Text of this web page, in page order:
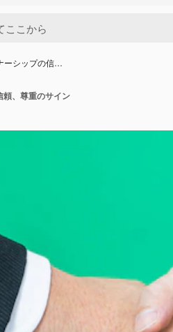
ーシップの信…
頼、尊重のサイン